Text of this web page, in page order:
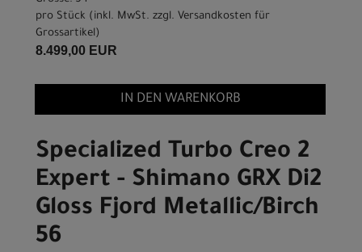
pro Stück (inkl. MwSt. zzgl. Versandkosten für
Grossartikel)
8.499,00 EUR
IN DEN WARENKORB
Specialized Turbo Creo 2
Expert - Shimano GRX Di2
Gloss Fjord Metallic/Birch
56